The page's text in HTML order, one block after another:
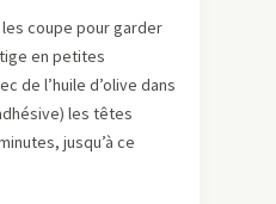
les coupe pour garder
en petites
de l’huile d’olive dans
les têtes
jusqu’à ce